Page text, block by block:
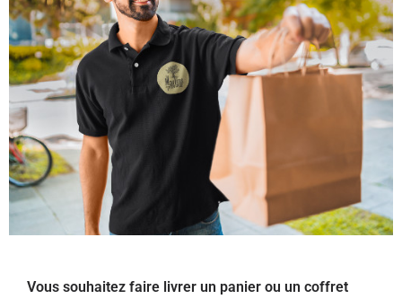
Vous souhaitez faire livrer un panier ou un coffret